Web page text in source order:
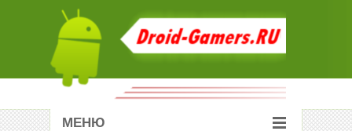
МЕНЮ